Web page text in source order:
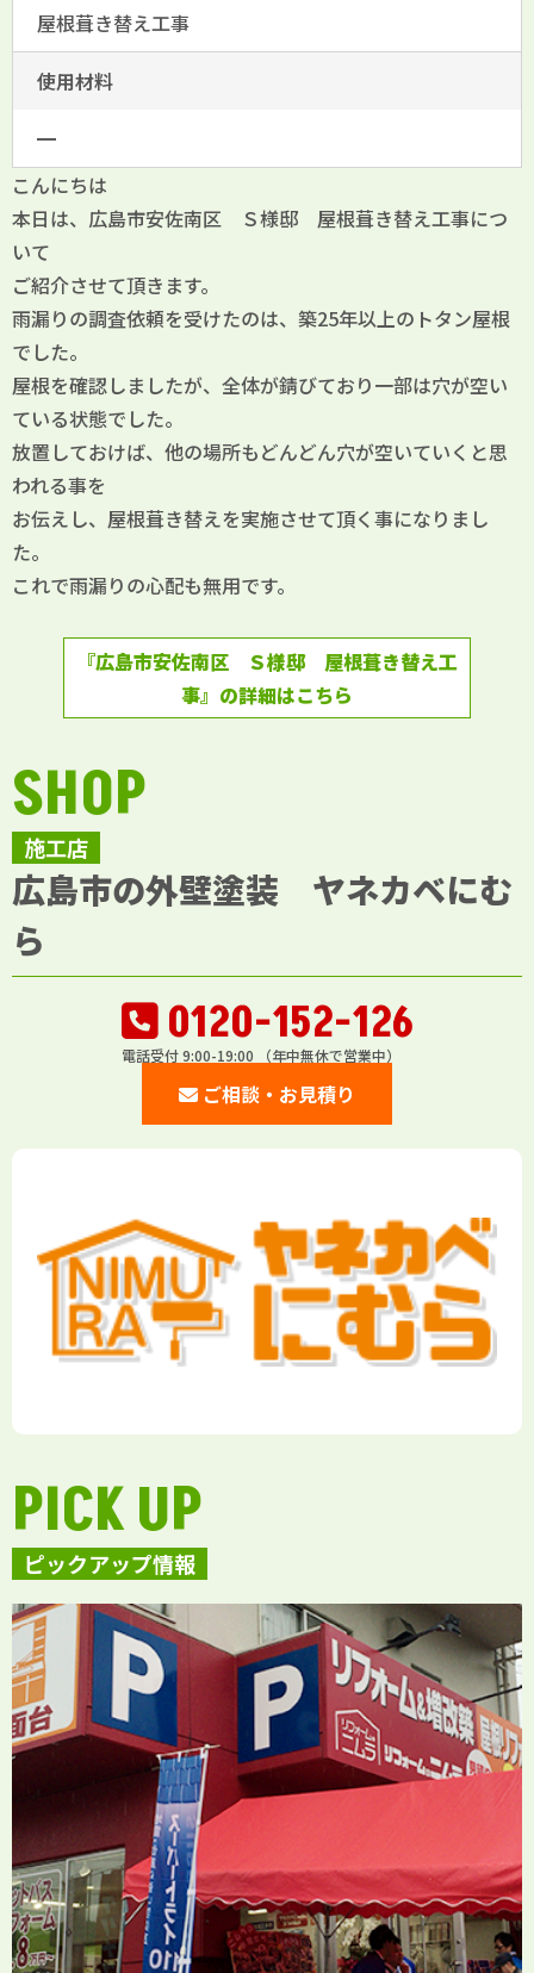
屋根葺き替え工事
使用材料
━
こんにちは
本日は、広島市安佐南区 Ｓ様邸 屋根葺き替え工事につ
いて
ご紹介させて頂きます。
雨漏りの調査依頼を受けたのは、築25年以上のトタン屋根
でした。
屋根を確認しましたが、全体が錆びており一部は穴が空い
ている状態でした。
放置しておけば、他の場所もどんどん穴が空いていくと思
われる事を
お伝えし、屋根葺き替えを実施させて頂く事になりまし
た。
これで雨漏りの心配も無用です。
『広島市安佐南区 Ｓ様邸 屋根葺き替え工
事』の詳細はこちら
施工店
SHOP
広島市の外壁塗装 ヤネカベにむ
ら
0120-152-126
電話受付 9:00-19:00 （年中無休で営業中）
ご相談・お見積り
ピックアップ情報
PICK UP